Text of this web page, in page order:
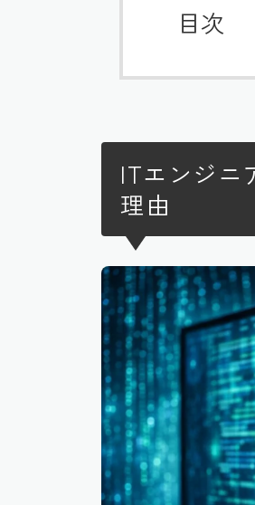
目次
ITエンジニ
理由